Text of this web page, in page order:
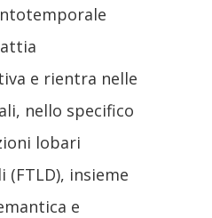
e rientra nelle
nello specifico
lobari
insieme
e